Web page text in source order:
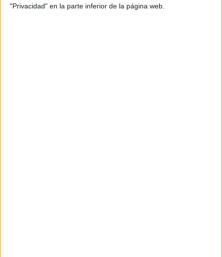
"Privacidad" en la parte inferior de la página web.
La dignidad intrínseca de cada ser humano nace del